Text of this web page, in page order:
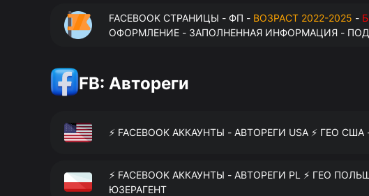
FACEBOOK СТРАНИЦЫ - ФП - ВОЗРАСТ 2022-2025 -
ОФОРМЛЕНИЕ - ЗАПОЛНЕННАЯ ИНФОРМАЦИЯ - ПОД
FB: Автореги
⚡️ FACEBOOK АККАУНТЫ - АВТОРЕГИ USA ⚡️ ГЕО
⚡️ FACEBOOK АККАУНТЫ - АВТОРЕГИ PL ⚡️ ГЕО
ЮЗЕРАГЕНТ